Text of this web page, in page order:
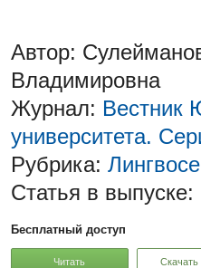
Автор:
Владимировна
Журнал: Вестник
университета.
Рубрика:
Статья в выпуске:
Бесплатный доступ
Читать Скачать